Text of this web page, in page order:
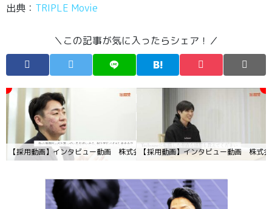
出典： TRIPLE Movie
＼この記事が気に入ったらシェア！／
【採用動画】インタビュー動画 株式
【採用動画】インタビュー動画 株式会社Techouse様(トリプルスリー制作実績)